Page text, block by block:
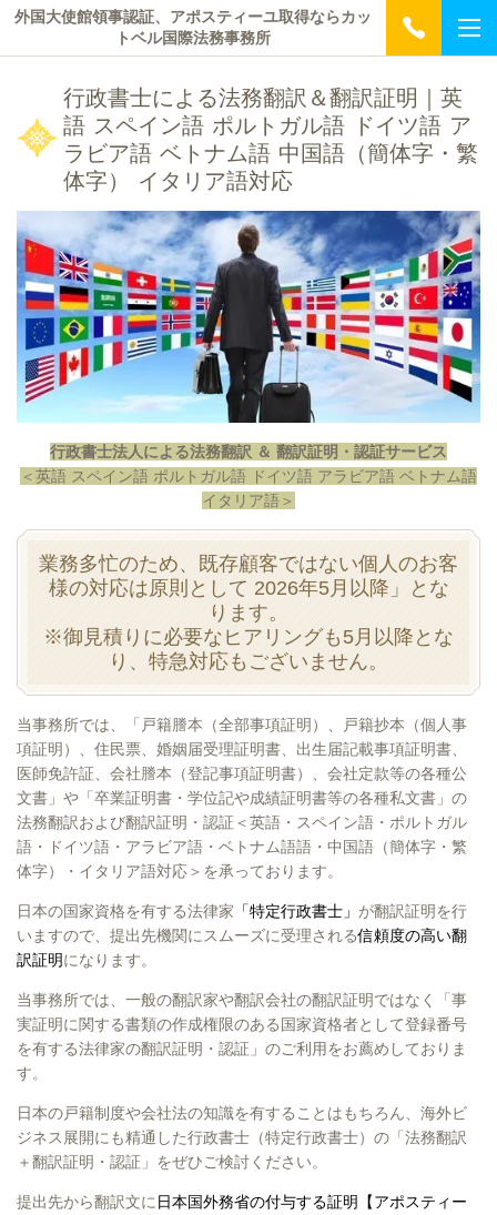
外国大使館領事認証、アポスティーユ取得ならカッ
トベル国際法務事務所
行政書士による法務翻訳＆翻訳証明｜英
語 スペイン語 ポルトガル語 ドイツ語 ア
ラビア語 ベトナム語 中国語（簡体字・繁
体字） イタリア語対応
行政書士法人による法務翻訳 ＆ 翻訳証明・認証サービス
＜英語 スペイン語 ポルトガル語 ドイツ語 アラビア語 ベトナム語
イタリア語＞
業務多忙のため、既存顧客ではない個人のお客
様の対応は原則として 2026年5月以降」とな
ります。
※御見積りに必要なヒアリングも5月以降とな
り、特急対応もございません。
当事務所では、「戸籍謄本（全部事項証明）、戸籍抄本（個人事
項証明）、住民票、婚姻届受理証明書、出生届記載事項証明書、
医師免許証、会社謄本（登記事項証明書）、会社定款等の各種公
文書」や 「卒業証明書・学位記や成績証明書等の各種私文書」の
法務翻訳および翻訳証明・認証＜英語・スペイン語・ポルトガル
語・ドイツ語・アラビア語・ベトナム語語・中国語（簡体字・繁
体字）・イタリア語対応＞を承っております。
日本の国家資格を有する法律家 「特定行政書士」 が翻訳証明を行
いますので、提出先機関にスムーズに受理される信頼度の高い翻
訳証明になります。
当事務所では、一般の翻訳家や翻訳会社の翻訳証明ではなく「事
実証明に関する書類の作成権限のある国家資格者として登録番号
を有する法律家の翻訳証明・認証」のご利用をお薦めしておりま
す。
日本の戸籍制度や会社法の知識を有することはもちろん、海外ビ
ジネス展開にも精通した行政書士（特定行政書士）の「法務翻訳
＋翻訳証明・認証」をぜひご検討ください。
提出先から翻訳文に 日本国外務省の付与する証明【アポスティー